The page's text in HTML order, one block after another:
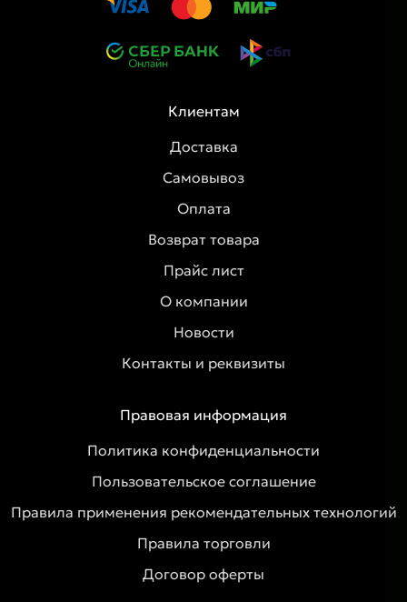
Клиентам
Доставка
Самовывоз
Оплата
Возврат товара
Прайс лист
О компании
Новости
Контакты и реквизиты
Правовая информация
Политика конфиденциальности
Пользовательское соглашение
Правила применения рекомендательных технологий
Правила торговли
Договор оферты